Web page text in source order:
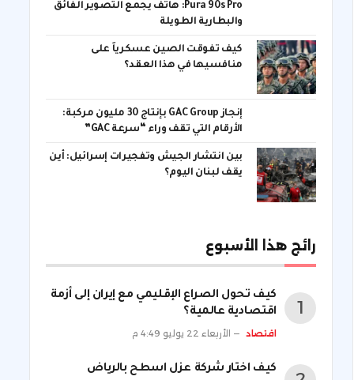
Pura 90s Pro: هاتف يجمع التصوير الفائق
والبطارية الطويلة
كيف تفوقت الصين عسكرياً على
منافسيها في هذا العقد؟
إنجاز GAC Group بإنتاج 30 مليون مركبة:
الأرقام التي تقف وراء “سرعة GAC”
بين انتشار الجيش وتفجيرات إسرائيل: أين
يقف لبنان اليوم؟
رائج هذا الأسبوع
كيف تحول الصراع الإقليمي مع إيران إلى أزمة
اقتصادية عالمية؟
اقتصاد الأربعاء 22 يوليو 4:49 م
كيف اختار شركة عزل اسطح بالرياض